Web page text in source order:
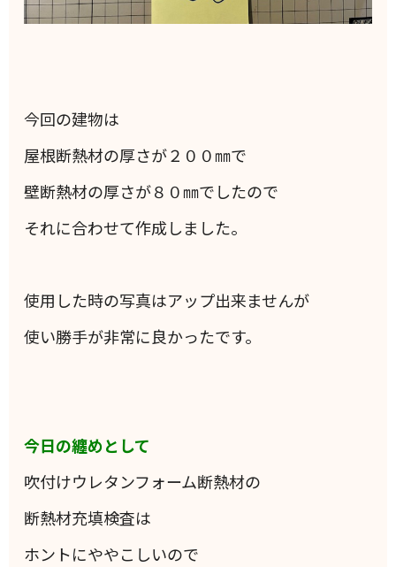
今回の建物は
屋根断熱材の厚さが２００㎜で
壁断熱材の厚さが８０㎜でしたので
それに合わせて作成しました。
使用した時の写真はアップ出来ませんが
使い勝手が非常に良かったです。
今日の纏めとして
吹付けウレタンフォーム断熱材の
断熱材充填検査は
ホントにややこしいので